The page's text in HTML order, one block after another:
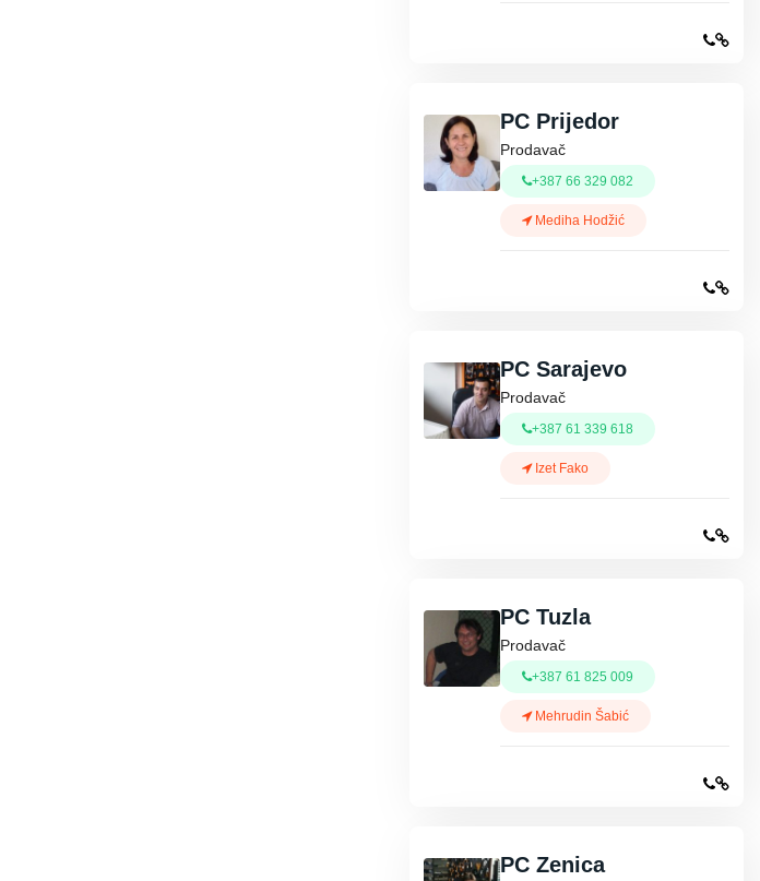
PC Prijedor
Prodavač
+387 66 329 082
Mediha Hodžić
PC Sarajevo
Prodavač
+387 61 339 618
Izet Fako
PC Tuzla
Prodavač
+387 61 825 009
Mehrudin Šabić
PC Zenica